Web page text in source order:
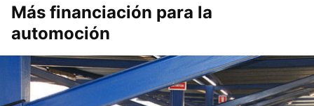
Más financiación para la
automoción